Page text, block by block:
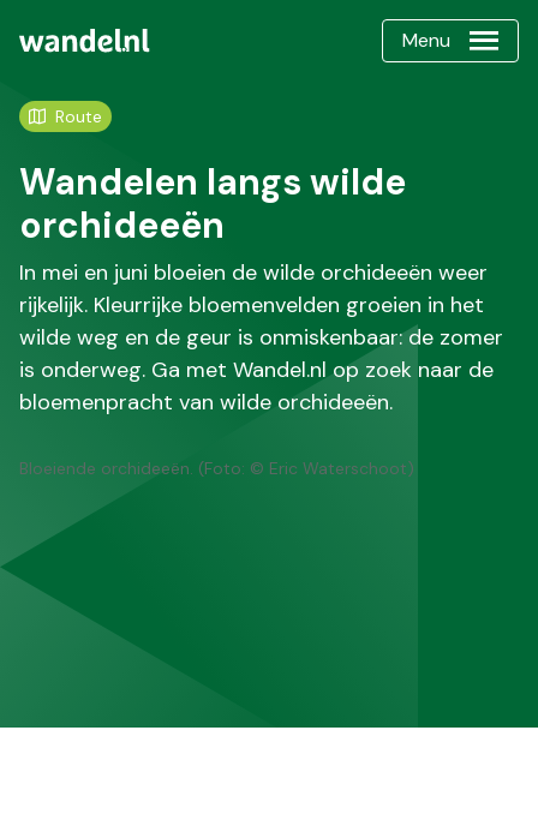
Menu
Route
Wandelen langs wilde
orchideeën
In mei en juni bloeien de wilde orchideeën weer
rijkelijk. Kleurrijke bloemenvelden groeien in het
wilde weg en de geur is onmiskenbaar: de zomer
is onderweg. Ga met Wandel.nl op zoek naar de
bloemenpracht van wilde orchideeën.
Bloeiende orchideeën. (Foto: © Eric Waterschoot)